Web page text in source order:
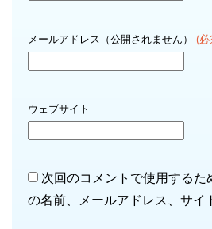
メールアドレス（公開されません） (必
ウェブサイト
次回のコメントで使用するた
の名前、メールアドレス、サイ